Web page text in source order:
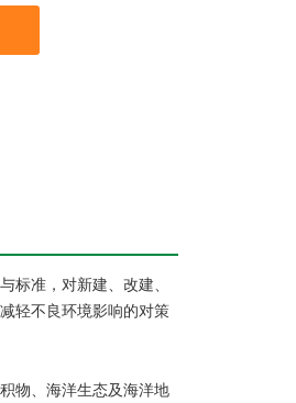
标准，对新建、改建、
轻不良环境影响的对策
物、海洋生态及海洋地